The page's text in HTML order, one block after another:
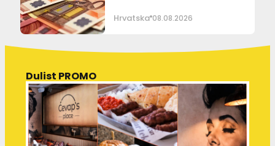
Hrvatska 08.08.2026
Dulist PROMO